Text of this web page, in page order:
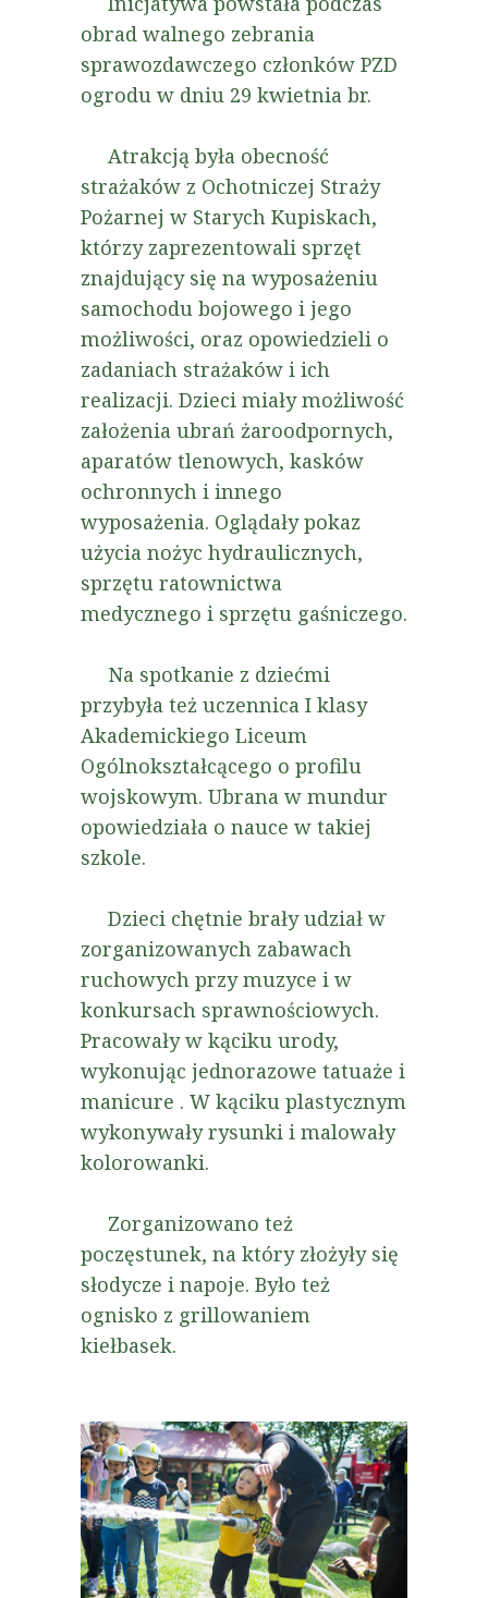
obrad walnego zebrania
sprawozdawczego członków PZD
ogrodu w dniu 29 kwietnia br.
Atrakcją była obecność
strażaków z Ochotniczej Straży
Pożarnej w Starych Kupiskach,
którzy zaprezentowali sprzęt
znajdujący się na wyposażeniu
samochodu bojowego i jego
możliwości, oraz opowiedzieli o
zadaniach strażaków i ich
realizacji. Dzieci miały możliwość
założenia ubrań żaroodpornych,
aparatów tlenowych, kasków
ochronnych i innego
wyposażenia. Oglądały pokaz
użycia nożyc hydraulicznych,
sprzętu ratownictwa
medycznego i sprzętu gaśniczego.
Na spotkanie z dziećmi
przybyła też uczennica I klasy
Akademickiego Liceum
Ogólnokształcącego o profilu
wojskowym. Ubrana w mundur
opowiedziała o nauce w takiej
szkole.
Dzieci chętnie brały udział w
zorganizowanych zabawach
ruchowych przy muzyce i w
konkursach sprawnościowych.
Pracowały w kąciku urody,
wykonując jednorazowe tatuaże i
manicure . W kąciku plastycznym
wykonywały rysunki i malowały
kolorowanki.
Zorganizowano też
poczęstunek, na który złożyły się
słodycze i napoje. Było też
ognisko z grillowaniem
kiełbasek.